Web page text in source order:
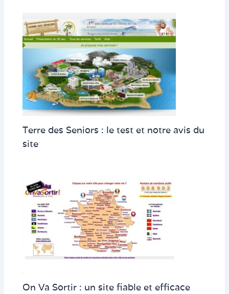
Terre des Seniors : le test et notre avis du
site
On Va Sortir : un site fiable et efficace